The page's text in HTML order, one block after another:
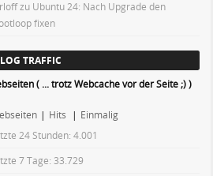
zu Ubuntu 24: Nach Upgrade den
fixen
TRAFFIC
( ... trotz Webcache vor der Seite ;) )
| Hits | Einmalig
24 Stunden:4.001
7 Tage: 33.729